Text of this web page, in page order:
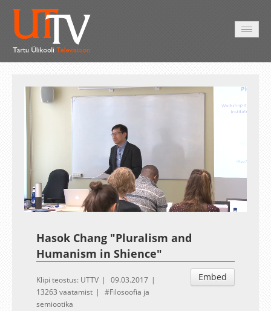
UnmuteLoaded
0.33%
Esituskiirused
Auto
Hasok Chang "Pluralism and
Humanism in Shience"
Embed
Klipi teostus: UTTV
09.03.2017
13263 vaatamist
Filosoofia ja
semiootika